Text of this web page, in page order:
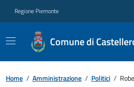
Regione Piemonte
Comune di
Home / Amministrazione / Politici /